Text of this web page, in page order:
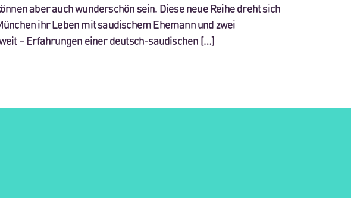
aber auch wunderschön sein. Diese neue Reihe dreht sich
ihr Leben mit saudischem Ehemann und zwei
– Erfahrungen einer deutsch-saudischen […]